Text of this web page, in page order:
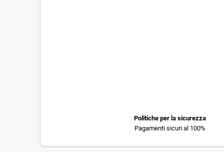
Politiche per la sicurezza
Pagamenti sicuri al 100%